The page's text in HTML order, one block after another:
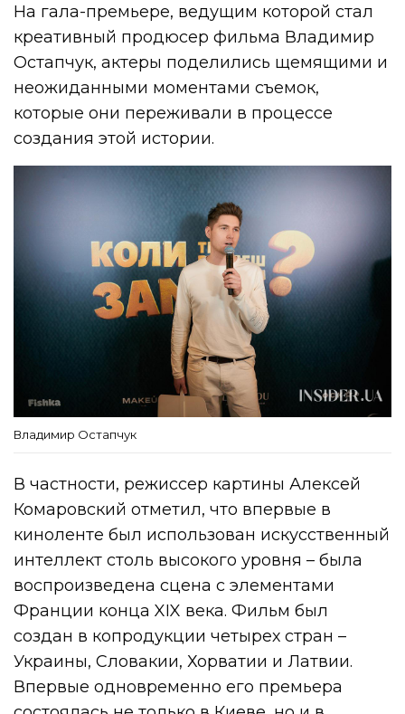
На гала-премьере, ведущим которой стал
креативный продюсер фильма Владимир
Остапчук, актеры поделились щемящими и
неожиданными моментами съемок,
которые они переживали в процессе
создания этой истории.
Владимир Остапчук
В частности, режиссер картины Алексей
Комаровский отметил, что впервые в
киноленте был использован искусственный
интеллект столь высокого уровня – была
воспроизведена сцена с элементами
Франции конца XIX века. Фильм был
создан в копродукции четырех стран –
Украины, Словакии, Хорватии и Латвии.
Впервые одновременно его премьера